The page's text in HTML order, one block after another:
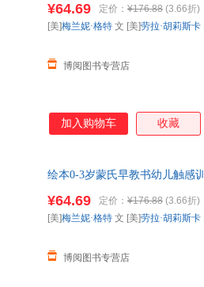
¥64.69 定价： ¥176.88 (3.66折)
博阅图书专营店
[美]梅兰妮·格特 文 [美]劳拉·胡莉斯卡
加入购物车 收藏
绘本0-3岁蒙氏早教书幼儿触感
¥64.69 定价： ¥176.88 (3.66折)
博阅图书专营店
[美]梅兰妮·格特 文 [美]劳拉·胡莉斯卡